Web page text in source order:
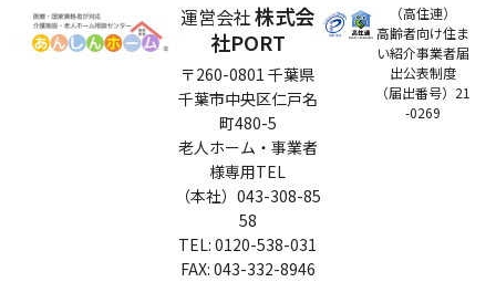
運営会社株式会
社PORT
〒260-0801 千葉県
千葉市中央区仁戸名
町480-5
老人ホーム・事業者
様専用TEL
（本社）043-308-85
58
TEL: 0120-538-031
​FAX: 043-332-8946
（高住連）
高齢者向け住ま
い紹介事業者届
出公表制度
（届出番号）21
-0269